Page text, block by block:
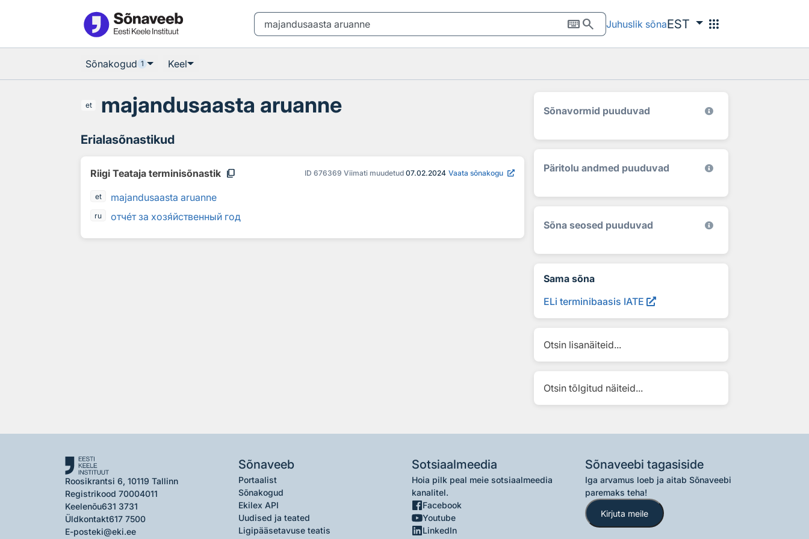
keyboardsearch Juhuslik sõnaEST apps
Sõnakogud 1 Keel
et majandusaasta aruanne
Erialasõnastikud
Riigi Teataja terminisõnastik content_copy ID 676369 Viimati muudetud 07.02.2024 Vaata sõnakogu
et majandusaasta aruanne
ru отчет за хозяйственный год
Sõnavormid puuduvad
Päritolu andmed puuduvad
Sõna seosed puuduvad
Sama sõna
ELi terminibaasis IATE
Otsin lisanäiteid...
Otsin tõlgitud näiteid...
Roosikrantsi 6, 10119 Tallinn
Registrikood 70004011
Keelenõu631 3731
Üldkontakt617 7500
E-posteki@eki.ee
Sõnaveeb
Portaalist
Sõnakogud
Ekilex API
Uudised ja teated
Ligipääsetavuse teatis
Sotsiaalmeedia
Hoia pilk peal meie sotsiaalmeedia
kanalitel.
Facebook
Youtube
LinkedIn
Sõnaveebi tagasiside
Iga arvamus loeb ja aitab Sõnaveebi
paremaks teha!
Kirjuta meile